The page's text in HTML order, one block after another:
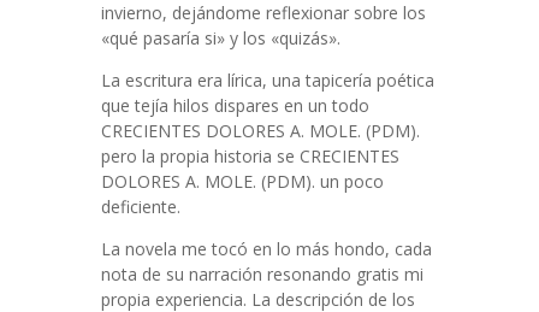
invierno, dejándome reflexionar sobre los
«qué pasaría si» y los «quizás».
La escritura era lírica, una tapicería poética
que tejía hilos dispares en un todo
CRECIENTES DOLORES A. MOLE. (PDM).
pero la propia historia se CRECIENTES
DOLORES A. MOLE. (PDM). un poco
deficiente.
La novela me tocó en lo más hondo, cada
nota de su narración resonando gratis mi
propia experiencia. La descripción de los